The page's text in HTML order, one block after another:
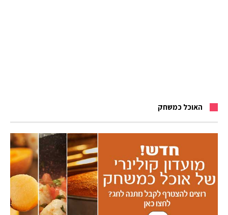
האוכל כמשחק